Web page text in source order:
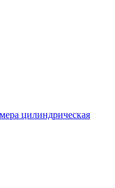
цилиндрическая